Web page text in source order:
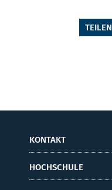
TEILEN
KONTAKT
HOCHSCHULE